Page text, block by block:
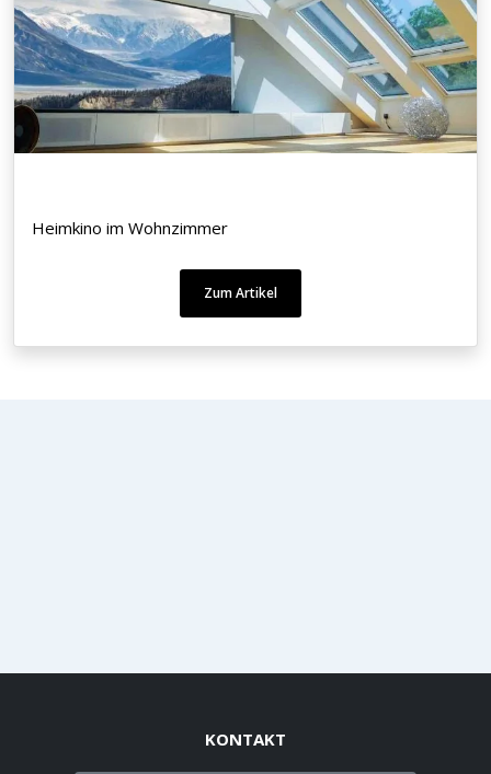
Heimkino im Wohnzimmer
Zum Artikel
KONTAKT